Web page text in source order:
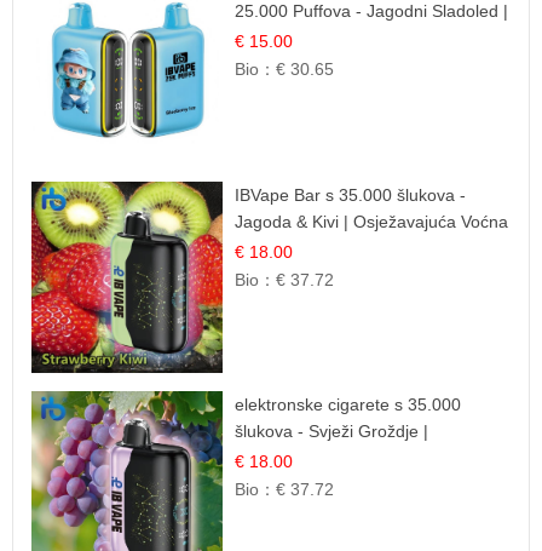
25.000 Puffova - Jagodni Sladoled |
Kremasta Slatka Okus
€ 15.00
Bio：€ 30.65
IBVape Bar s 35.000 šlukova -
Jagoda & Kivi | Osježavajuća Voćna
Mješavina
€ 18.00
Bio：€ 37.72
elektronske cigarete s 35.000
šlukova - Svježi Groždje |
Osježavajuća Voćna Aroma
€ 18.00
Bio：€ 37.72